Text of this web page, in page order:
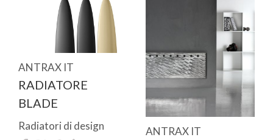
ANTRAX IT
RADIATORE
BLADE
Radiatori di design ANTRAX IT